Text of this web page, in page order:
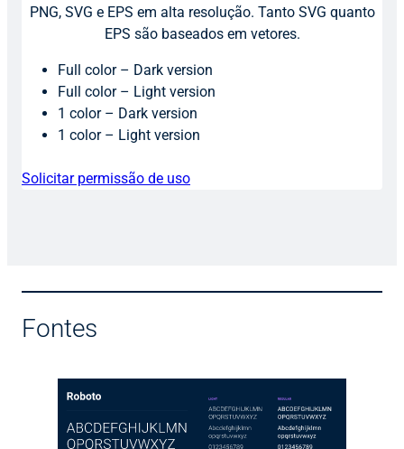
PNG, SVG e EPS em alta resolução. Tanto SVG quanto
EPS são baseados em vetores.
Full color – Dark version
Full color – Light version
1 color – Dark version
1 color – Light version
Solicitar permissão de uso
Fontes